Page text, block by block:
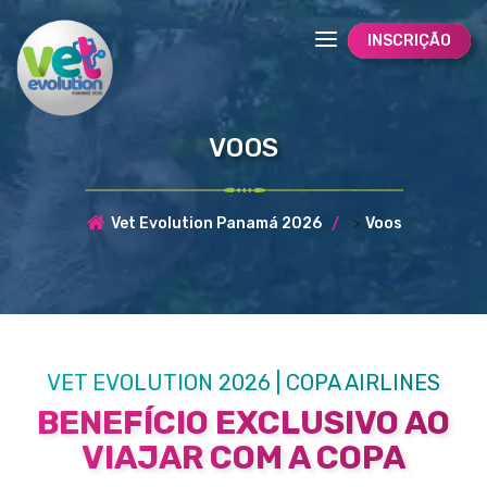
INSCRIÇÃO
VOOS
Vet Evolution Panamá 2026 > Voos
VET EVOLUTION 2026 | COPA AIRLINES
BENEFÍCIO EXCLUSIVO AO
VIAJAR COM A COPA